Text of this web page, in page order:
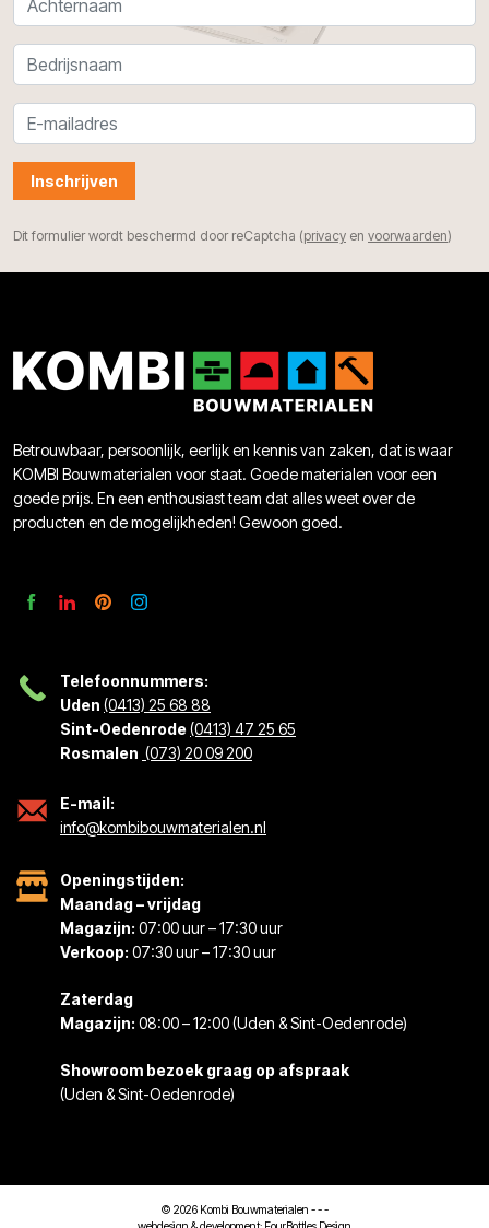
Inschrijven
Dit formulier wordt beschermd door reCaptcha (privacy en voorwaarden)
Betrouwbaar, persoonlijk, eerlijk en kennis van zaken, dat is waar
KOMBI Bouwmaterialen voor staat. Goede materialen voor een
goede prijs. En een enthousiast team dat alles weet over de
producten en de mogelijkheden! Gewoon goed.
Telefoonnummers:
Uden (0413) 25 68 88
Sint-Oedenrode(0413) 47 25 65
Rosmalen (073) 20 09 200
E-mail:
info@kombibouwmaterialen.nl
Openingstijden:
Maandag – vrijdag
Magazijn: 07:00 uur – 17:30 uur
Verkoop: 07:30 uur – 17:30 uur
Zaterdag
Magazijn: 08:00 – 12:00 (Uden & Sint-Oedenrode)
Showroom bezoek graag op afspraak
(Uden & Sint-Oedenrode)
© 2026 Kombi Bouwmaterialen ---